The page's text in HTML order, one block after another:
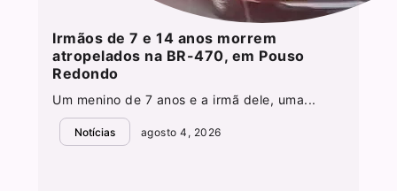
Irmãos de 7 e 14 anos morrem
atropelados na BR-470, em Pouso
Redondo
Um menino de 7 anos e a irmã dele, uma...
Notícias agosto 4, 2026